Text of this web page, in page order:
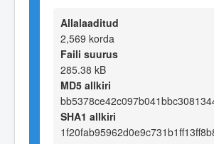
Allalaaditud
2,569 korda
Faili suurus
285.38 kB
MD5 allkiri
SHA1 allkiri